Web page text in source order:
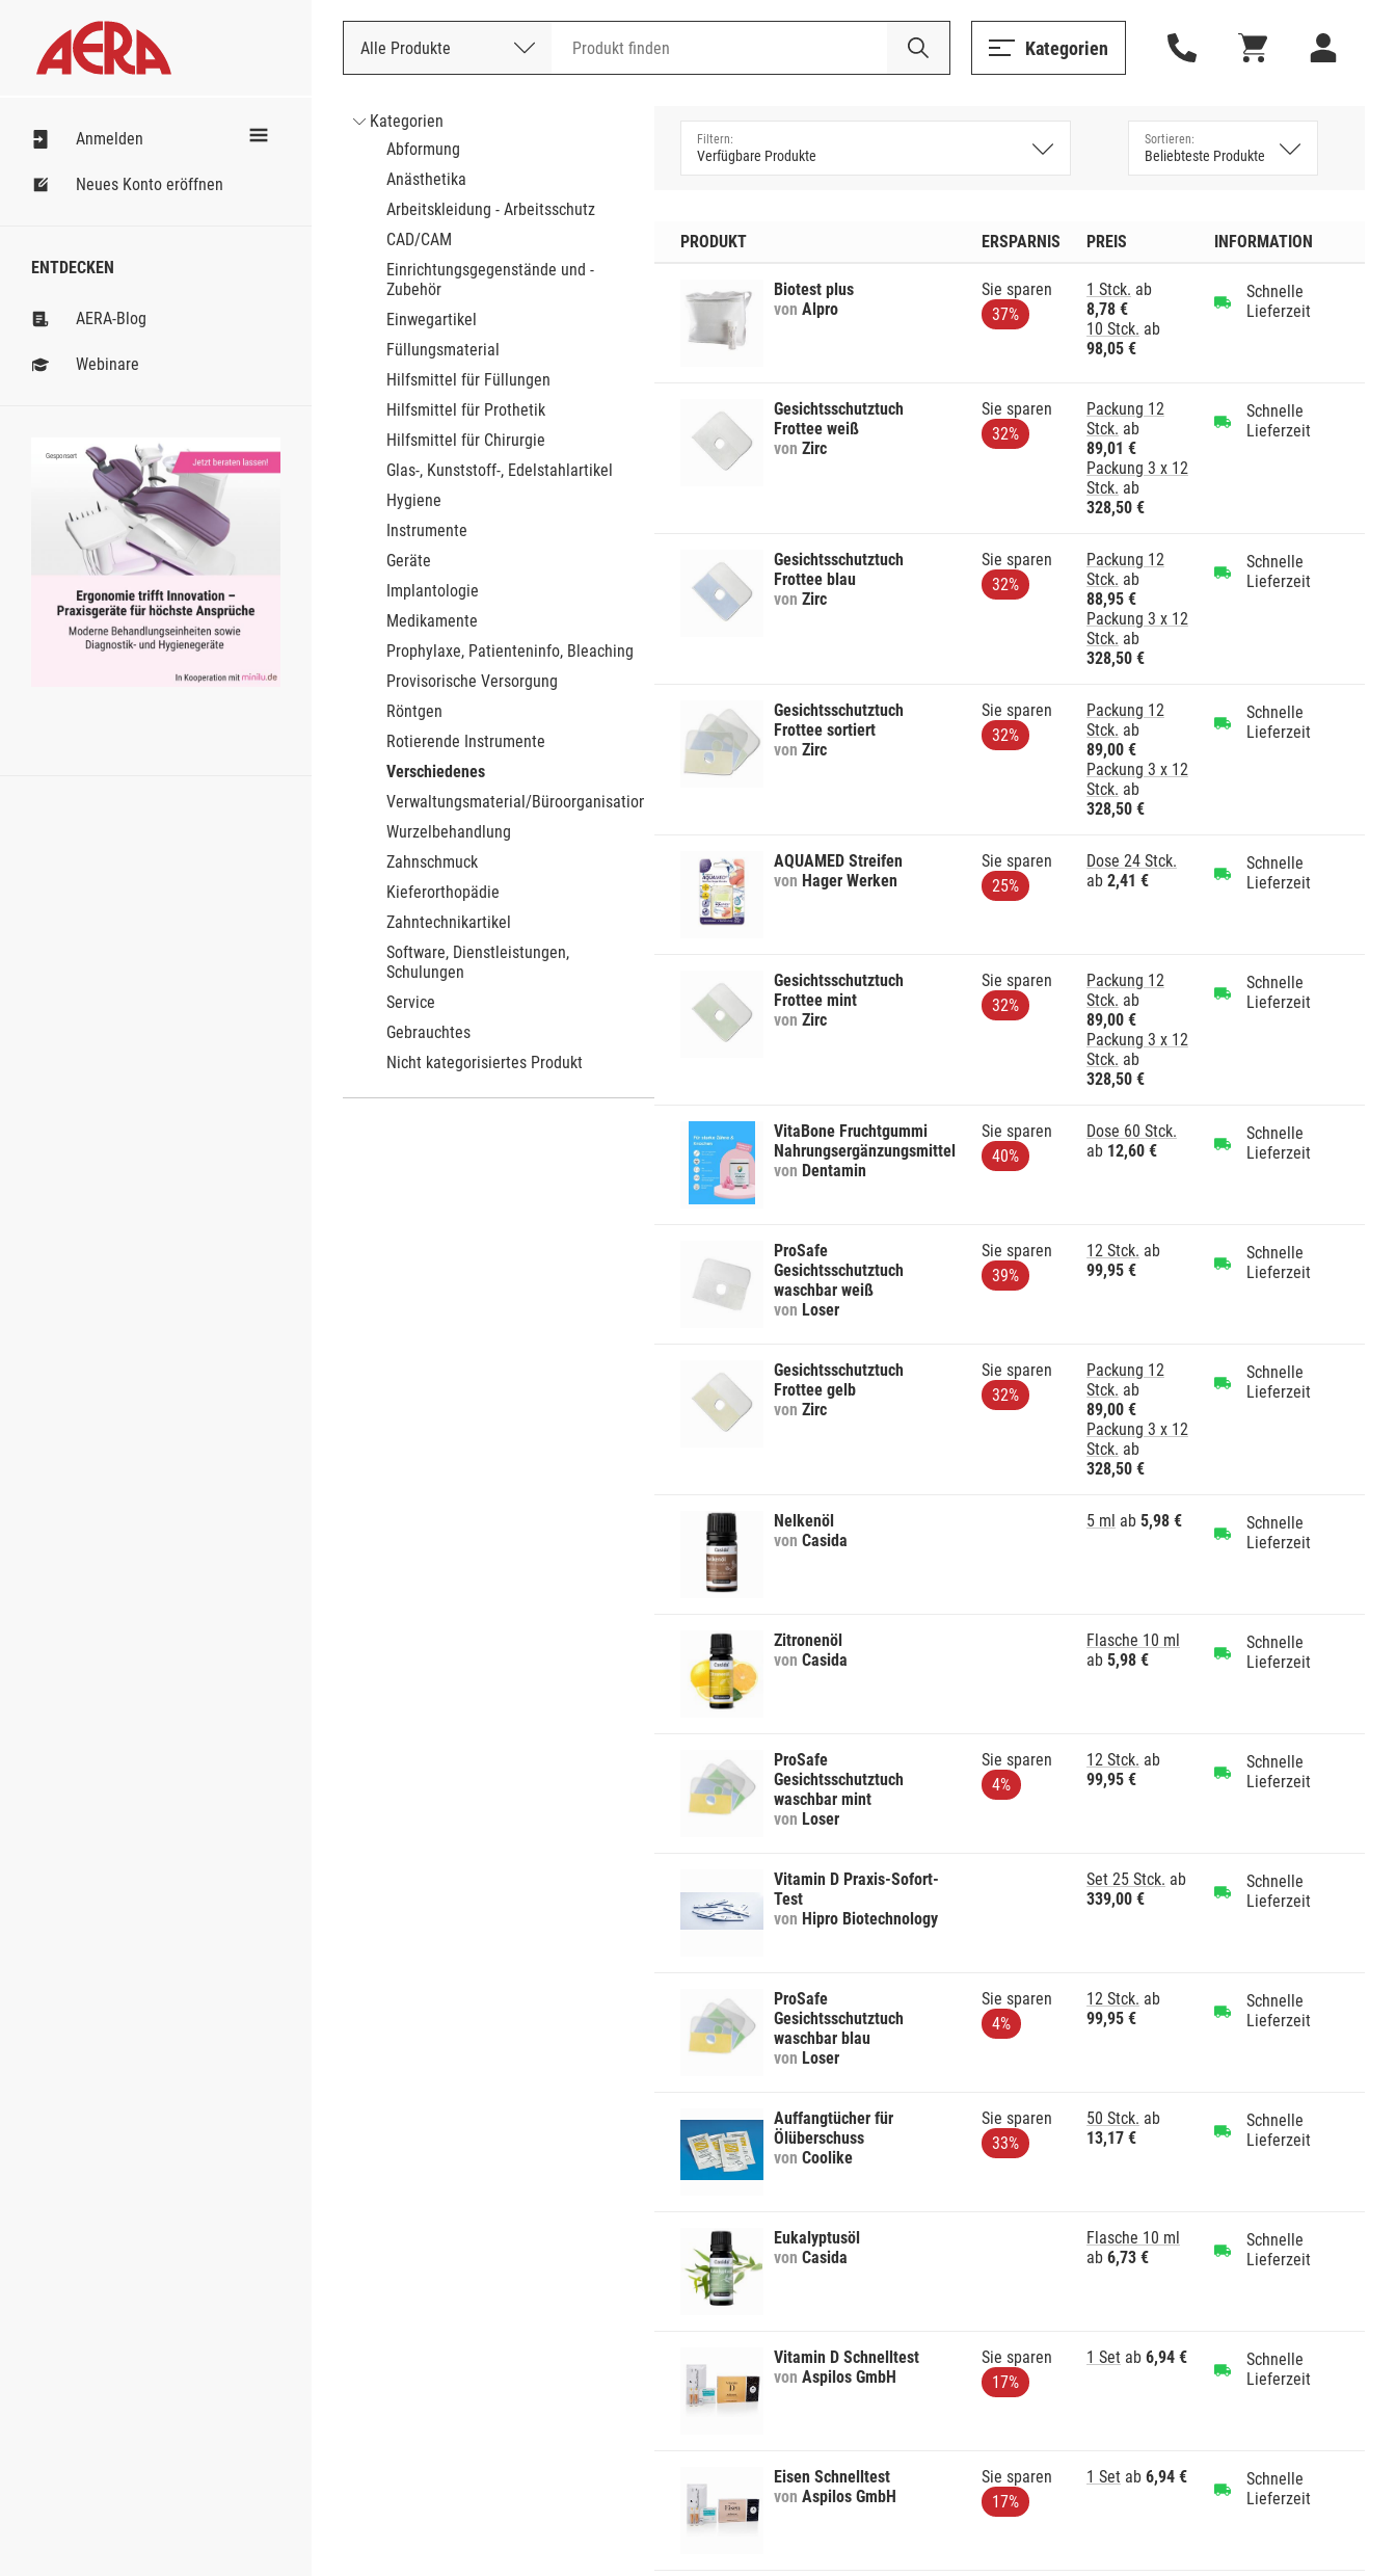
Alle Produkte
Nach Bestellnummer Kategorien
Anmelden
Neues Konto eröffnen
ENTDECKEN
AERA-Blog
Webinare
Gesponsert
Kategorien
Abformung
Anästhetika
Arbeitskleidung - Arbeitsschutz
CAD/CAM
Einrichtungsgegenstände und -
Zubehör
Einwegartikel
Füllungsmaterial
Hilfsmittel für Füllungen
Hilfsmittel für Prothetik
Hilfsmittel für Chirurgie
Glas-, Kunststoff-, Edelstahlartikel
Hygiene
Instrumente
Geräte
Implantologie
Medikamente
Prophylaxe, Patienteninfo, Bleaching
Provisorische Versorgung
Röntgen
Rotierende Instrumente
Verschiedenes
Verwaltungsmaterial/Büroorganisation
Wurzelbehandlung
Zahnschmuck
Kieferorthopädie
Zahntechnikartikel
Software, Dienstleistungen,
Schulungen
Service
Gebrauchtes
Nicht kategorisiertes Produkt
PRODUKT ERSPARNIS PREIS INFORMATION
Biotest plus
von Alpro
Sie sparen
37%
1 Stck. ab
8,78 €
10 Stck. ab
98,05 €
Schnelle
Lieferzeit
Gesichtsschutztuch
Frottee weiß
von Zirc
Sie sparen
32%
Packung 12
Stck. ab
89,01 €
Packung 3 x 12
Stck. ab
328,50 €
Schnelle
Lieferzeit
Gesichtsschutztuch
Frottee blau
von Zirc
Sie sparen
32%
Packung 12
Stck. ab
88,95 €
Packung 3 x 12
Stck. ab
328,50 €
Schnelle
Lieferzeit
Gesichtsschutztuch
Frottee sortiert
von Zirc
Sie sparen
32%
Packung 12
Stck. ab
89,00 €
Packung 3 x 12
Stck. ab
328,50 €
Schnelle
Lieferzeit
AQUAMED Streifen
von Hager Werken
Sie sparen
25%
Dose 24 Stck.
ab 2,41 €
Schnelle
Lieferzeit
Gesichtsschutztuch
Frottee mint
von Zirc
Sie sparen
32%
Packung 12
Stck. ab
89,00 €
Packung 3 x 12
Stck. ab
328,50 €
Schnelle
Lieferzeit
VitaBone Fruchtgummi
Nahrungsergänzungsmittel
von Dentamin
Sie sparen
40%
Dose 60 Stck.
ab 12,60 €
Schnelle
Lieferzeit
ProSafe
Gesichtsschutztuch
waschbar weiß
von Loser
Sie sparen
39%
12 Stck. ab
99,95 €
Schnelle
Lieferzeit
Gesichtsschutztuch
Frottee gelb
von Zirc
Sie sparen
32%
Packung 12
Stck. ab
89,00 €
Packung 3 x 12
Stck. ab
328,50 €
Schnelle
Lieferzeit
Nelkenöl
von Casida
5 ml ab 5,98 €
Schnelle
Lieferzeit
Zitronenöl
von Casida
Flasche 10 ml
ab 5,98 €
Schnelle
Lieferzeit
ProSafe
Gesichtsschutztuch
waschbar mint
von Loser
Sie sparen
4%
12 Stck. ab
99,95 €
Schnelle
Lieferzeit
Vitamin D Praxis-Sofort-
Test
von Hipro Biotechnology
Set 25 Stck. ab
339,00 €
Schnelle
Lieferzeit
ProSafe
Gesichtsschutztuch
waschbar blau
von Loser
Sie sparen
4%
12 Stck. ab
99,95 €
Schnelle
Lieferzeit
Auffangtücher für
Ölüberschuss
von Coolike
Sie sparen
33%
50 Stck. ab
13,17 €
Schnelle
Lieferzeit
Eukalyptusöl
von Casida
Flasche 10 ml
ab 6,73 €
Schnelle
Lieferzeit
Vitamin D Schnelltest
von Aspilos GmbH
Sie sparen
17%
1 Set ab 6,94 €
Schnelle
Lieferzeit
Eisen Schnelltest
von Aspilos GmbH
Sie sparen
17%
1 Set ab 6,94 €
Schnelle
Lieferzeit